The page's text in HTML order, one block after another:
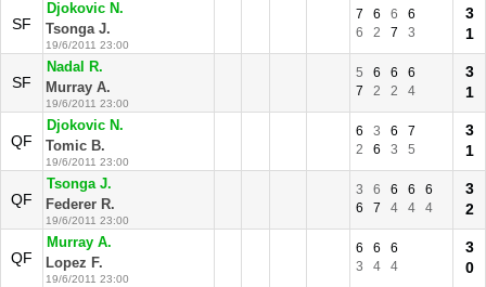
SF
Djokovic N.
Tsonga J.
19/6/2011 23:00
7 6 6
6
6
2 7 3
3
1
SF
Nadal R.
Murray A.
19/6/2011 23:00
5 6 6
6
7
2 2 4
3
1
QF
Djokovic N.
Tomic B.
19/6/2011 23:00
6 3 6
7
2
6 3 5
3
1
QF
Tsonga J.
Federer R.
19/6/2011 23:00
3 6 6 6
6
6
7 4 4 4
3
2
QF
Murray A.
Lopez F.
19/6/2011 23:00
6 6
6
3
4 4
3
0